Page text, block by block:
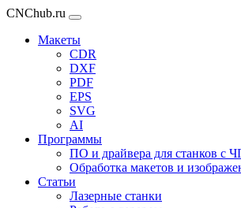
CNChub.ru
Макеты
CDR
DXF
PDF
EPS
SVG
AI
Программы
ПО и драйвера для станков с
Обработка макетов и
Статьи
Лазерные станки